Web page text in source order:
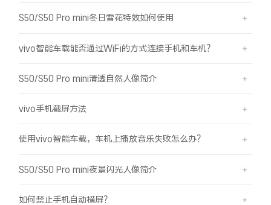
S50/S50 Pro mini冬日雪花特效如何使用
vivo智能车载能否通过WiFi的方式连接手机和车机？
S50/S50 Pro mini清透自然人像简介
vivo手机截屏方法
使用vivo智能车载，车机上播放音乐失败怎么办？
S50/S50 Pro mini夜景闪光人像简介
如何禁止手机自动横屏？